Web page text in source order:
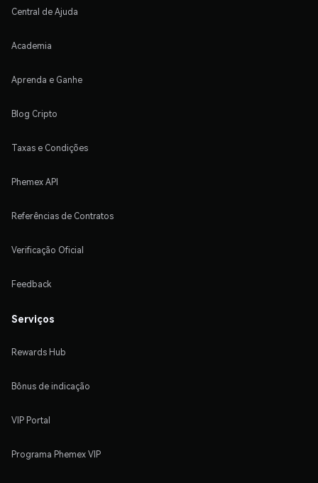
Central de Ajuda
Academia
Aprenda e Ganhe
Blog Cripto
Taxas e Condições
Phemex API
Referências de Contratos
Verificação Oficial
Feedback
Serviços
Rewards Hub
Bônus de indicação
VIP Portal
Programa Phemex VIP